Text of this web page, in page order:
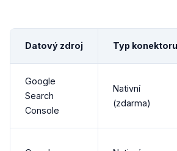
Datový zdroj Typ konektoru
Google
Search
Console
Nativní
(zdarma)